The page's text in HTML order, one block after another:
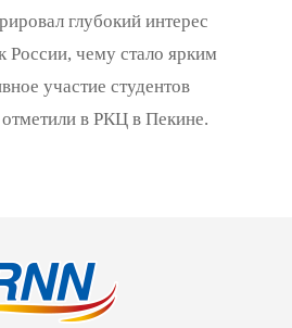
глубокий интерес
России, чему стало ярким
участие студентов
в РКЦ в Пекине.